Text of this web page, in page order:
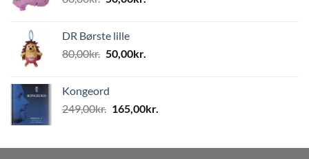
var:
80,00kr..50,00kr..
DR Børste lille
80,00kr. Den
var:
80,00kr..
50,00kr.
50,00kr..
Kongeord
249,00kr. Den
var:
165,00kr.
er: